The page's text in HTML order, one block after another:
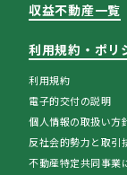
収益不動産一覧
利用規約・ポリ
利用規約
電子的交付の説明
個人情報の取扱い方
反社会的勢力と取引
不動産特定共同事業